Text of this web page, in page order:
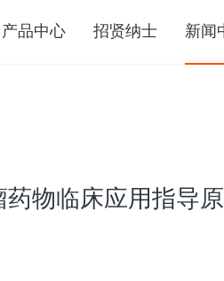
产品中心 招贤纳士 新闻
物临床应用指导原